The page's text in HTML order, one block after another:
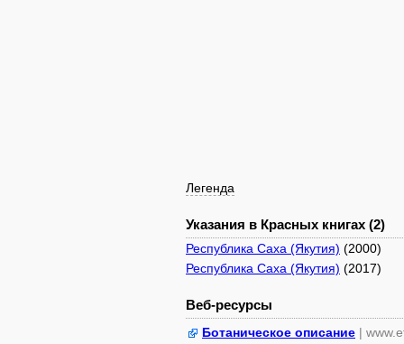
Легенда
Указания в Красных книгах (2)
Республика Саха (Якутия) (2000)
Республика Саха (Якутия) (2017)
Веб-ресурсы
Ботаническое описание |